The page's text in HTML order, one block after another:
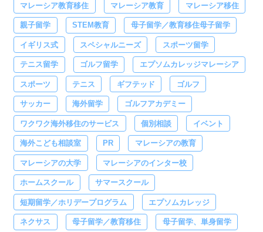
マレーシア教育移住 マレーシア教育 マレーシア移住
親子留学 STEM教育 母子留学／教育移住母子留学
イギリス式 スペシャルニーズ スポーツ留学
テニス留学 ゴルフ留学 エプソムカレッジマレーシア
スポーツ テニス ギフテッド ゴルフ
サッカー 海外留学 ゴルフアカデミー
ワクワク海外移住のサービス 個別相談 イベント
海外こども相談室 PR マレーシアの教育
マレーシアの大学 マレーシアのインター校
ホームスクール サマースクール
短期留学／ホリデープログラム エプソムカレッジ
ネクサス 母子留学／教育移住 母子留学、単身留学